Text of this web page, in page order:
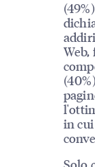
in
Solo